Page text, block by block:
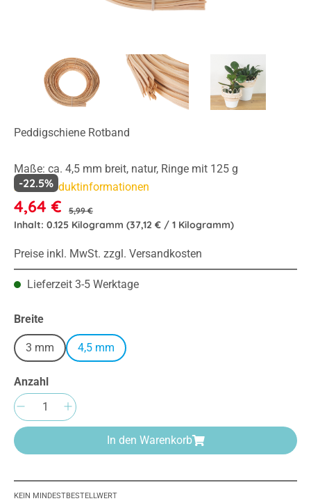
Peddigschiene Rotband
Maße: ca. 4,5 mm breit, natur, Ringe mit 125 g
Mehr Produktinformationen
4,64 € 5,99 €
-22.5%
Inhalt: 0.125 Kilogramm (37,12 € / 1 Kilogramm)
Preise inkl. MwSt. zzgl. Versandkosten
Lieferzeit 3-5 Werktage
Breiteauswählen
3 mm 4,5 mm
Anzahl
Produkt Anzahl: Gib den gewünschten
In den Warenkorb
KEIN MINDESTBESTELLWERT